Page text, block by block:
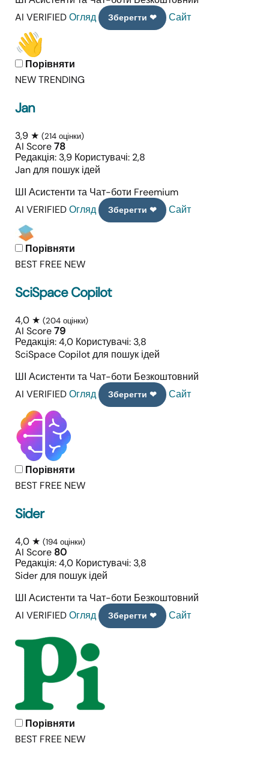
AI VERIFIEDОгляд Зберегти ❤ Сайт
Порівняти
NEWTRENDING
Jan
3,9 ★ (214 оцінки)
AI Score78
Редакція: 3,9 Користувачі: 2,8
Jan для пошук ідей
ШІ Асистенти та Чат-боти Freemium
AI VERIFIEDОгляд Зберегти ❤ Сайт
Порівняти
BEST FREE NEW
SciSpace Copilot
4,0 ★ (204 оцінки)
AI Score79
Редакція: 4,0 Користувачі: 3,8
SciSpace Copilot для пошук ідей
ШІ Асистенти та Чат-боти Безкоштовний
AI VERIFIEDОгляд Зберегти ❤ Сайт
Порівняти
BEST FREE NEW
Sider
4,0 ★ (194 оцінки)
AI Score 80
Редакція: 4,0 Користувачі: 3,8
Sider для пошук ідей
ШІ Асистенти та Чат-боти Безкоштовний
AI VERIFIEDОгляд Зберегти ❤ Сайт
Порівняти
BEST FREE NEW